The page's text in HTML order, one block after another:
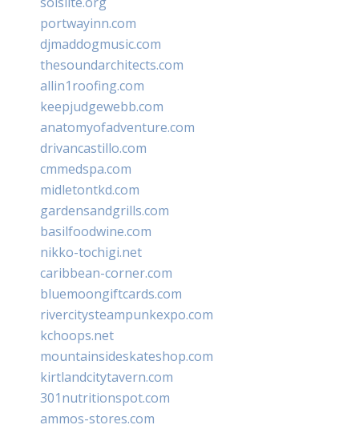
portwayinn.com
djmaddogmusic.com
thesoundarchitects.com
allin1roofing.com
keepjudgewebb.com
anatomyofadventure.com
drivancastillo.com
cmmedspa.com
midletontkd.com
gardensandgrills.com
basilfoodwine.com
nikko-tochigi.net
caribbean-corner.com
bluemoongiftcards.com
rivercitysteampunkexpo.com
kchoops.net
mountainsideskateshop.com
kirtlandcitytavern.com
301nutritionspot.com
ammos-stores.com